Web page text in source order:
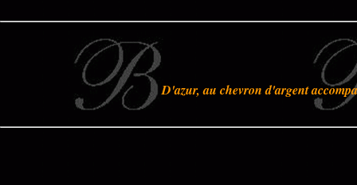
D'azur, au chevron d'argent